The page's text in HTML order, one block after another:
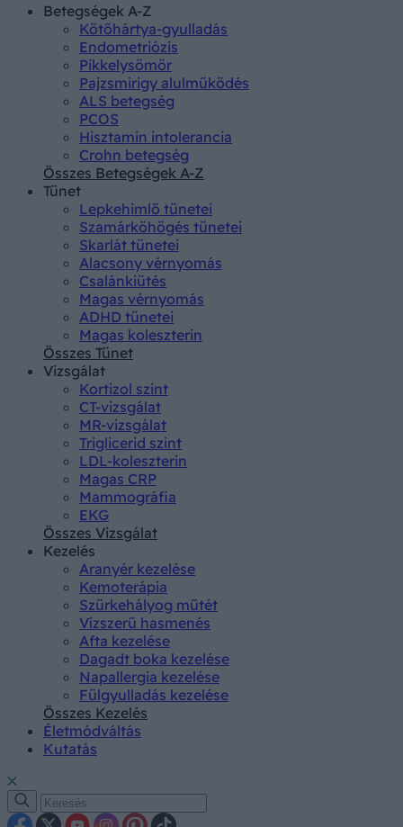
Betegségek A-Z
Kötőhártya-gyulladás
Endometriózis
Pikkelysömör
Pajzsmirigy alulműködés
ALS betegség
PCOS
Hisztamin intolerancia
Crohn betegség
Összes Betegségek A-Z
Tünet
Lepkehimlő tünetei
Szamárköhögés tünetei
Skarlát tünetei
Alacsony vérnyomás
Csalánkiütés
Magas vérnyomás
ADHD tünetei
Magas koleszterin
Összes Tünet
Vizsgálat
Kortizol szint
CT-vizsgálat
MR-vizsgálat
Triglicerid szint
LDL-koleszterin
Magas CRP
Mammográfia
EKG
Összes Vizsgálat
Kezelés
Aranyér kezelése
Kemoterápia
Szürkehályog műtét
Vízszerű hasmenés
Afta kezelése
Dagadt boka kezelése
Napallergia kezelése
Fülgyulladás kezelése
Összes Kezelés
Életmódváltás
Kutatás